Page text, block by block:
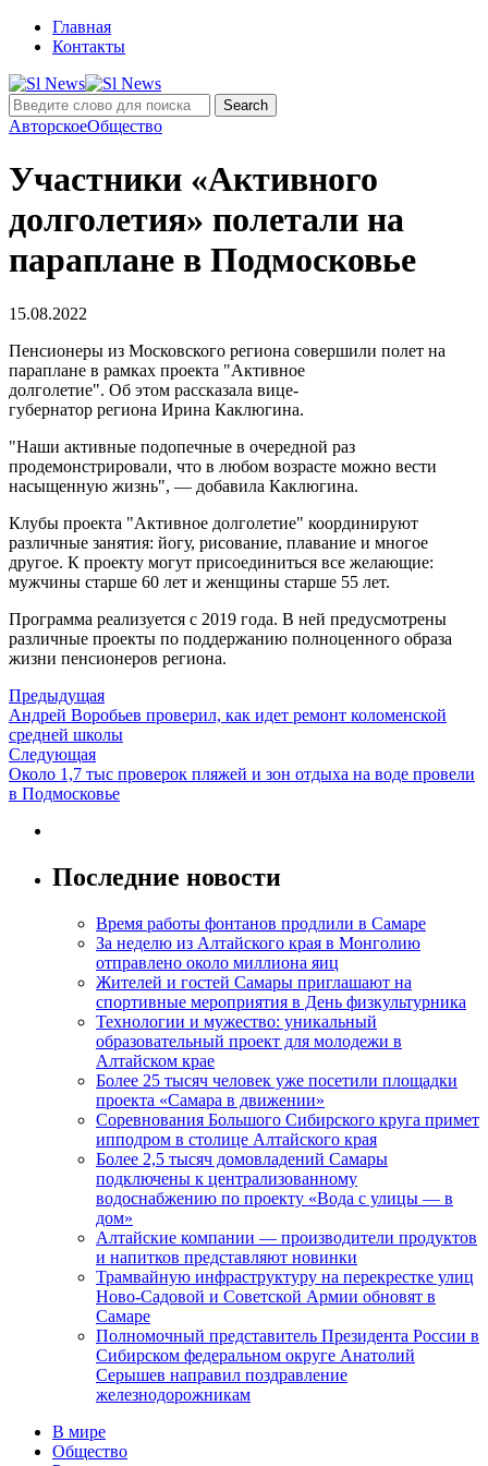
Главная
Контакты
АвторскоеОбщество
Участники «Активного
долголетия» полетали на
параплане в Подмосковье
15.08.2022
Пенсионеры из Московского региона совершили полет на
параплане в рамках проекта "Активное
долголетие". Об этом рассказала вице-
губернатор региона Ирина Каклюгина.
"Наши активные подопечные в очередной раз
продемонстрировали, что в любом возрасте можно вести
насыщенную жизнь", — добавила Каклюгина.
Клубы проекта "Активное долголетие" координируют
различные занятия: йогу, рисование, плавание и многое
другое. К проекту могут присоединиться все желающие:
мужчины старше 60 лет и женщины старше 55 лет.
Программа реализуется с 2019 года. В ней предусмотрены
различные проекты по поддержанию полноценного образа
жизни пенсионеров региона.
Предыдущая
Андрей Воробьев проверил, как идет ремонт коломенской
средней школы
Следующая
Около 1,7 тыс проверок пляжей и зон отдыха на воде провели
в Подмосковье
Последние новости
Время работы фонтанов продлили в Самаре
За неделю из Алтайского края в Монголию
отправлено около миллиона яиц
Жителей и гостей Самары приглашают на
спортивные мероприятия в День физкультурника
Технологии и мужество: уникальный
образовательный проект для молодежи в
Алтайском крае
Более 25 тысяч человек уже посетили площадки
проекта «Самара в движении»
Соревнования Большого Сибирского круга примет
ипподром в столице Алтайского края
Более 2,5 тысяч домовладений Самары
подключены к централизованному
водоснабжению по проекту «Вода с улицы — в
дом»
Алтайские компании — производители продуктов
и напитков представляют новинки
Трамвайную инфраструктуру на перекрестке улиц
Ново-Садовой и Советской Армии обновят в
Самаре
Полномочный представитель Президента России в
Сибирском федеральном округе Анатолий
Серышев направил поздравление
железнодорожникам
В мире
Общество